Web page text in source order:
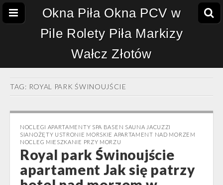
Okna Piła Okna PCV w
Pile Rolety Piła Markizy
Wałcz Złotów
TAG: ROYAL PARK ŚWINOUJŚCIE
NOCLEGI APARTAMENTY SPA BASEN SAUNA JACUZZI
SIANOŻĘTY USTRONIE MORSKIE APARTAMENT NAD MORZEM
NOCLEG MIESZKANIE PRZY MORZU
Royal park Świnoujście
apartament Jak się patrzy